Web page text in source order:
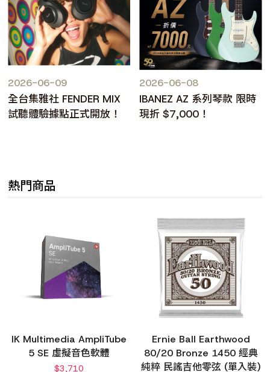
2026-06-09
全台集雅社 FENDER MIX
試聽體驗據點正式開放！
2026-06-08
IBANEZ AZ 系列琴款 限時
現折 $7,000！
熱門商品
IK Multimedia AmpliTube
5 SE 虛擬音色軟體
$3,710
Ernie Ball Earthwood
80/20 Bronze 1450 經典
純粹 民謠吉他零弦 (單入裝)